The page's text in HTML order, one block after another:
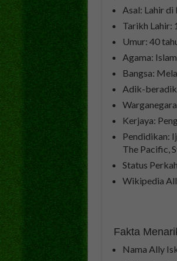
Asal: Lahir
Tarikh Lahir:
Umur: 40
Agama: Islam
Bangsa:
Adik-
Kerjaya:
Pendidikan:
The Pacific,
Status
Wikipedia
Fakta
Nama Ally